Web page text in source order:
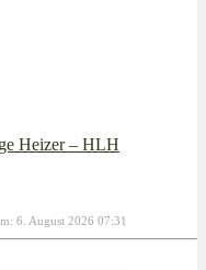
Heizer – HLH
6. August 2026 07:31